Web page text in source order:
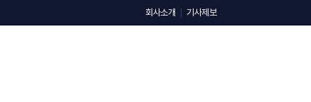
회사소개 기사제보